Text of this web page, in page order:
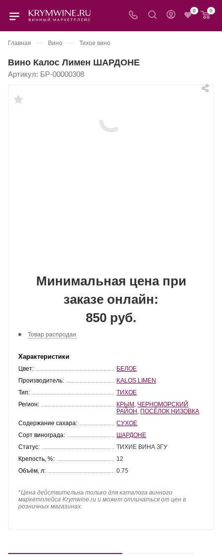
0 0
Главная — Вино — Тихое вино
Вино Калос Лимен ШАРДОНЕ
Артикул: БР-00000308
Минимальная цена при
заказе онлайн:
850 руб.
Товар распродан
Характеристики
Цвет:
БЕЛОЕ
Производитель:
KALOS LIMEN
Тип:
ТИХОЕ
Регион:
КРЫМ ЧЕРНОМОРСКИЙ
РАЙОН ПОСЁЛОК НИЗОВКА
Содержание сахара:
СУХОЕ
Сорт винограда:
ШАРДОНЕ
Статус:
ТИХИЕ ВИНА ЗГУ
Крепость, %:
12
Объём, л:
0.75
*Цена действительна только для каталога винного
маркетплейса Krymwine.ru и может отличаться от цен в
розничных магазинах.